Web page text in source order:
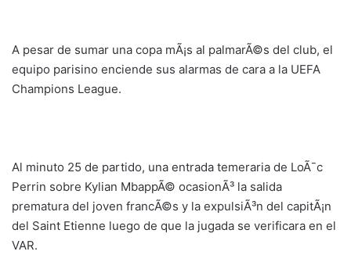
A pesar de sumar una copa mÃ¡s al palmarÃ©s del club, el
equipo parisino enciende sus alarmas de cara a la UEFA
Champions League.
Al minuto 25 de partido, una entrada temeraria de LoÃ¯c
Perrin sobre Kylian MbappÃ© ocasionÃ³ la salida
prematura del joven francÃ©s y la expulsiÃ³n del capitÃ¡n
del Saint Etienne luego de que la jugada se verificara en el
VAR.